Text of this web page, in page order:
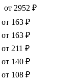
от 2952 ₽
от 163 ₽
от 163 ₽
от 211 ₽
от 140 ₽
от 108 ₽